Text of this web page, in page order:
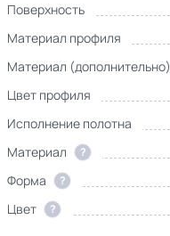
Поверхность
Материал профиля
Материал (дополнительно)
Цвет профиля
Исполнение полотна
Материал
?
Форма
?
Цвет
?